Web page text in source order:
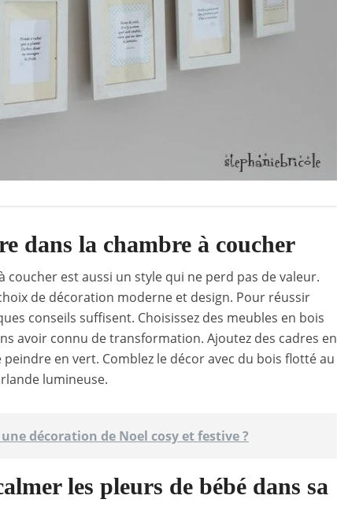
dans la chambre à coucher
est aussi un style qui ne perd pas de valeur.
de décoration moderne et design. Pour réussir
conseils suffisent. Choisissez des meubles en bois
avoir connu de transformation. Ajoutez des cadres en
en vert. Comblez le décor avec du bois flotté au
lumineuse.
décoration de Noel cosy et festive ?
les pleurs de bébé dans sa